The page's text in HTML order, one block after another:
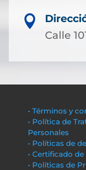

Calle
• Términos y
• Política de
Personales
• Políticas de
• Certificado
• Políticas de